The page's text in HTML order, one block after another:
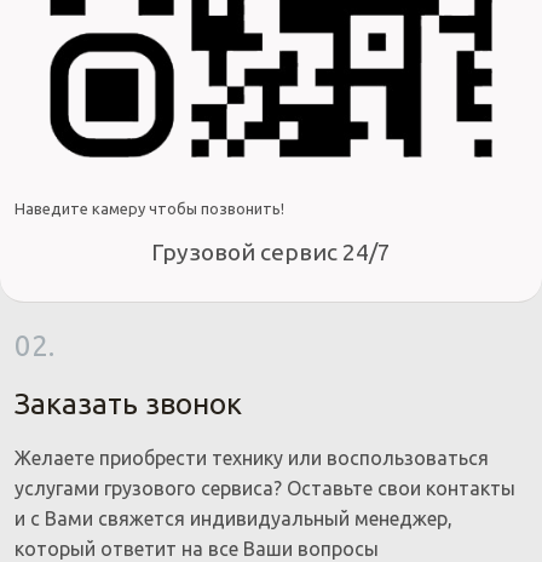
Наведите камеру чтобы позвонить!
Грузовой сервис 24/7
02.
Заказать звонок
Желаете приобрести технику или воспользоваться
услугами грузового сервиса? Оставьте свои контакты
и с Вами свяжется индивидуальный менеджер,
который ответит на все Ваши вопросы